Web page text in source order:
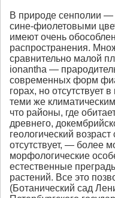
В природе сенполии —
сине-фиолетовыми
имеют очень
распространения.
сравнительно малой
ionantha —
современных форм
горах, но отсутствует
теми же
что районы, где
древнего,
геологический
отсутствует, — более
морфологические
естественные
растений. Все это
(Ботанический сад